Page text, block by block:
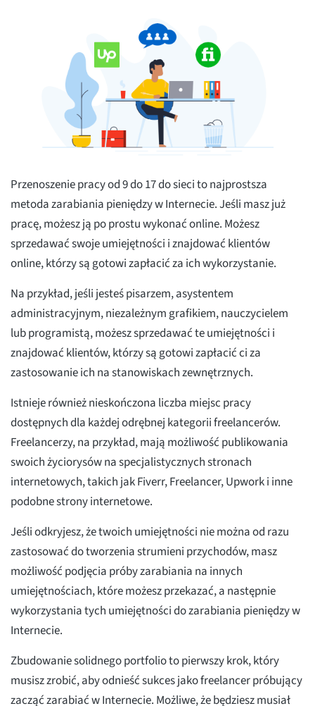
Przenoszenie pracy od 9 do 17 do sieci to najprostsza
metoda zarabiania pieniędzy w Internecie. Jeśli masz już
pracę, możesz ją po prostu wykonać online. Możesz
sprzedawać swoje umiejętności i znajdować klientów
online, którzy są gotowi zapłacić za ich wykorzystanie.
Na przykład, jeśli jesteś pisarzem, asystentem
administracyjnym, niezależnym grafikiem, nauczycielem
lub programistą, możesz sprzedawać te umiejętności i
znajdować klientów, którzy są gotowi zapłacić ci za
zastosowanie ich na stanowiskach zewnętrznych.
Istnieje również nieskończona liczba miejsc pracy
dostępnych dla każdej odrębnej kategorii freelancerów.
Freelancerzy, na przykład, mają możliwość publikowania
swoich życiorysów na specjalistycznych stronach
internetowych, takich jak Fiverr, Freelancer, Upwork i inne
podobne strony internetowe.
Jeśli odkryjesz, że twoich umiejętności nie można od razu
zastosować do tworzenia strumieni przychodów, masz
możliwość podjęcia próby zarabiania na innych
umiejętnościach, które możesz przekazać, a następnie
wykorzystania tych umiejętności do zarabiania pieniędzy w
Internecie.
Zbudowanie solidnego portfolio to pierwszy krok, który
musisz zrobić, aby odnieść sukces jako freelancer próbujący
zacząć zarabiać w Internecie. Możliwe, że będziesz musiał